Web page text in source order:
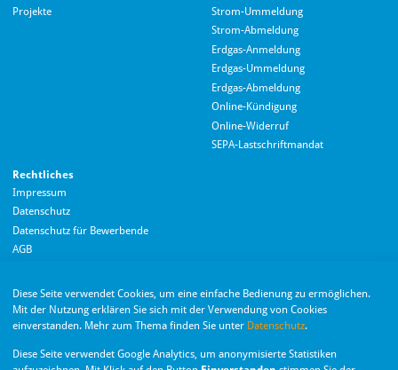
Projekte
Strom-Ummeldung
Strom-Abmeldung
Erdgas-Anmeldung
Erdgas-Ummeldung
Erdgas-Abmeldung
Online-Kündigung
Online-Widerruf
SEPA-Lastschriftmandat
Rechtliches
Impressum
Datenschutz
Datenschutz für Bewerbende
AGB
GmbH ist eine Tochter­gesellschaft der Stadt Monheim
Diese Seite verwendet Cookies, um eine einfache Bedienung zu ermöglichen.
Mit der Nutzung erklären Sie sich mit der Verwendung von Cookies
einverstanden. Mehr zum Thema finden Sie unter Datenschutz.
Diese Seite verwendet Google Analytics, um anonymisierte Statistiken
Wir nutzen Langdock zur Bereitstellung eines KI-Chatbots. Mit dem Laden des
Chatbots erklären Sie sich mit der
Datenschutzerklärung von Langdock
Chatbot laden